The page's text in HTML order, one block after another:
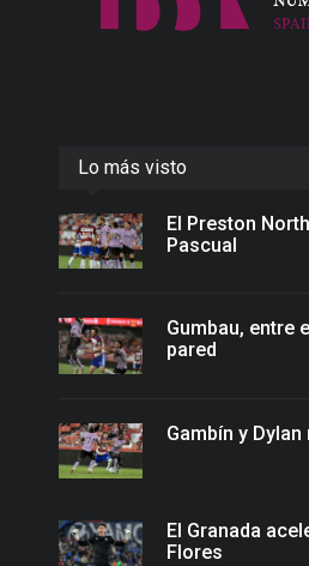
Lo más visto
El Preston
Pascual
Gumbau, entre
pared
Gambín y
El Granada
Flores